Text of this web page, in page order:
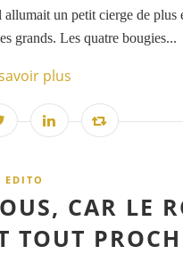
un petit cierge de plus
grands. Les quatre bougies...
plus
EDITO
CAR LE
TOUT